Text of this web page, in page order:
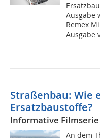
Ausgabe
Remex
Ausgabe
Straßenbau: Wie
Ersatzbaustoffe?
Informative
An dem